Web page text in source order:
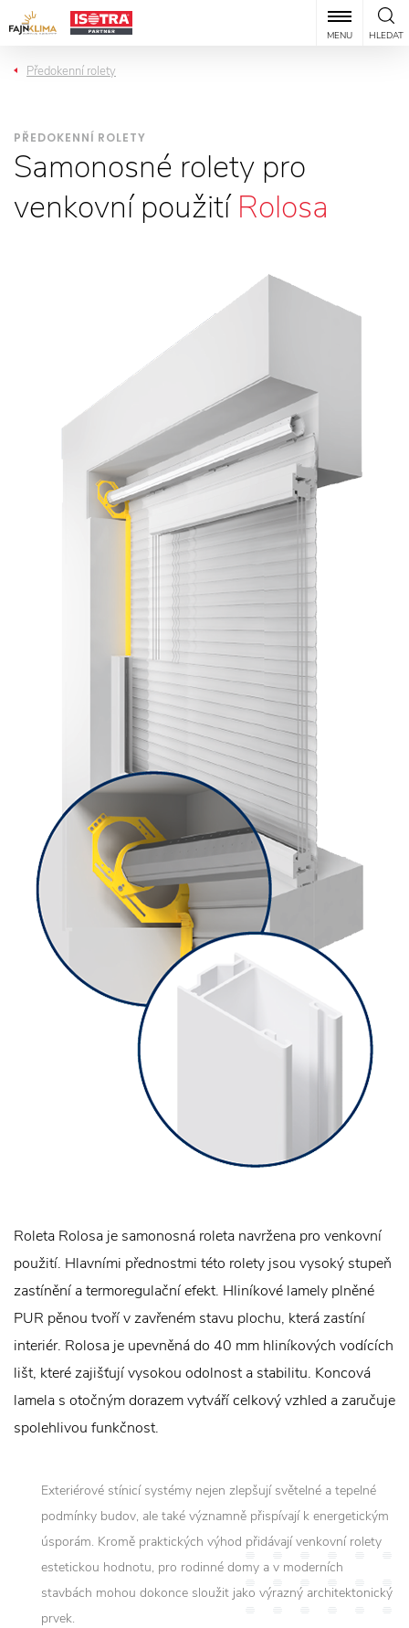
HLEDAT
MENU
Předokenní rolety
PŘEDOKENNÍ ROLETY
Samonosné rolety pro
venkovní použitíRolosa
Roleta Rolosa je samonosná roleta navržena pro venkovní
použití. Hlavními přednostmi této rolety jsou vysoký stupeň
zastínění a termoregulační efekt. Hliníkové lamely plněné
PUR pěnou tvoří v zavřeném stavu plochu, která zastíní
interiér. Rolosa je upevněná do 40 mm hliníkových vodících
lišt, které zajišťují vysokou odolnost a stabilitu. Koncová
lamela s otočným dorazem vytváří celkový vzhled a zaručuje
spolehlivou funkčnost.
Exteriérové stínicí systémy nejen zlepšují světelné a tepelné
podmínky budov, ale také významně přispívají k energetickým
úsporám. Kromě praktických výhod přidávají venkovní rolety
estetickou hodnotu, pro rodinné domy a v moderních
stavbách mohou dokonce sloužit jako výrazný architektonický
prvek.